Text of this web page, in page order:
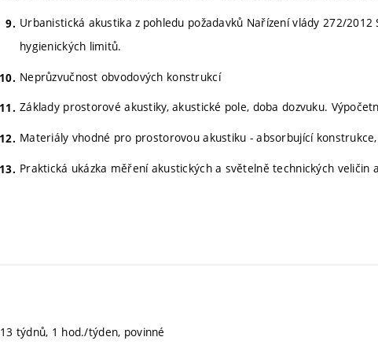
Urbanistická akustika z pohledu požadavků Nařízení vlády 272/
hygienických limitů.
Neprůzvučnost obvodových konstrukcí
Základy prostorové akustiky, akustické pole, doba dozvuku.
Materiály vhodné pro prostorovou akustiku - absorbující
Praktická ukázka měření akustických a světelně technických veličin
13 týdnů, 1 hod./týden, povinné